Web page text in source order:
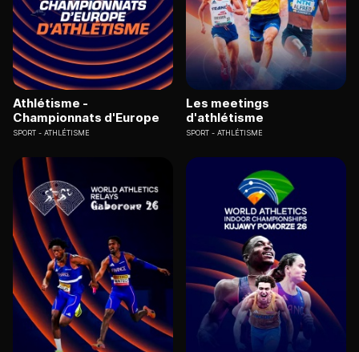
Athlétisme -
Championnats d'Europe
SPORT ATHLÉTISME
Les meetings
d'athlétisme
SPORT ATHLÉTISME